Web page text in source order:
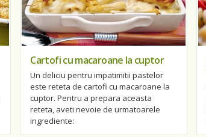
Cartofi cu macaroane la cuptor
Un deliciu pentru impatimitii pastelor
este reteta de cartofi cu macaroane la
cuptor. Pentru a prepara aceasta
reteta, aveti nevoie de urmatoarele
ingrediente: